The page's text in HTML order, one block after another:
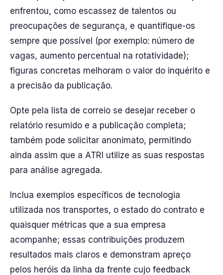
enfrentou, como escassez de talentos ou
preocupações de segurança, e quantifique-os
sempre que possível (por exemplo: número de
vagas, aumento percentual na rotatividade);
figuras concretas melhoram o valor do inquérito e
a precisão da publicação.
Opte pela lista de correio se desejar receber o
relatório resumido e a publicação completa;
também pode solicitar anonimato, permitindo
ainda assim que a ATRI utilize as suas respostas
para análise agregada.
Inclua exemplos específicos de tecnologia
utilizada nos transportes, o estado do contrato e
quaisquer métricas que a sua empresa
acompanhe; essas contribuições produzem
resultados mais claros e demonstram apreço
pelos heróis da linha da frente cujo feedback